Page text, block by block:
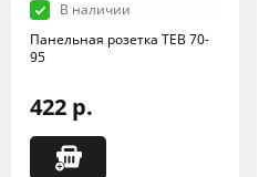
В наличии
Панельная розетка TEB 70-
95
422 р.